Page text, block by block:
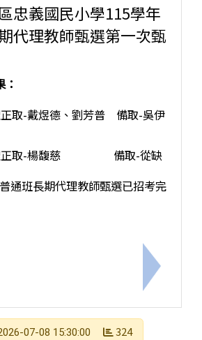
布可星球訂於115年8月1日至8月12日
忠義國民小學115學年
代理教師甄選第一次甄
取-戴煜德、劉芳普 備取-吳伊
理正取-楊馥慈 備取-從缺
通班長期代理教師甄選已招考完
下一筆：
07-08 15:30:00 324